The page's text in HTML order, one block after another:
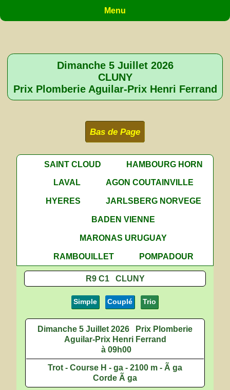
Menu
Dimanche 5 Juillet 2026
CLUNY
Prix Plomberie Aguilar-Prix Henri Ferrand
Bas de Page
SAINT CLOUD
HAMBOURG HORN
LAVAL
AGON COUTAINVILLE
HYERES
JARLSBERG NORVEGE
BADEN VIENNE
MARONAS URUGUAY
RAMBOUILLET
POMPADOUR
R9 C1 CLUNY
Simple Couplé Trio
Dimanche 5 Juillet 2026
Prix Plomberie
Aguilar-Prix Henri Ferrand
à 09h00
Trot - Course H - ga - 2100 m - Ã ga
Corde Ã ga